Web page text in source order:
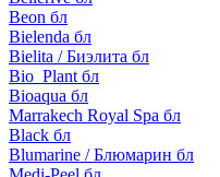
Beon бл
Bielenda бл
Bielita / Биэлита бл
Bio_Plant бл
Bioaqua бл
Marrakech Royal Spa бл
Black бл
Blumarine / Блюмарин бл